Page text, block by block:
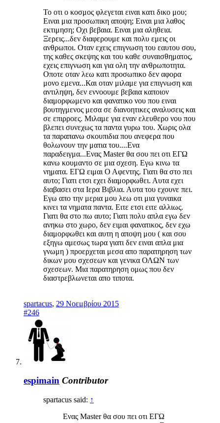
Το οτι ο κοσμος φλεγεται ειναι κατι δικο μου;
Ειναι μια προσωπικη αποψη; Ειναι μια λαθος
εκτιμηση; Οχι βεβαια. Ειναι μια αληθεια.
Ξερεις...δεν διαφερουμε και πολυ εμεις οι
ανθρωποι. Οταν εχεις επιγνωση του εαυτου σου,
της καθες σκεψης και του καθε συναισθηματος,
εχεις επιγνωση και για ολη την ανθρωποτητα.
Οποτε οταν λεω κατι προσωπικο δεν αφορα
μονο εμενα...Και οταν μιλαμε για επιγνωση και
αντιληψη, δεν εννοουμε βεβαια καποιον
διαμορφωμενο και φανατικο νου που ειναι
βουτηγμενος μεσα σε διανοητικες αναλυσεις και
σε επιρροες. Μιλαμε για εναν ελευθερο νου που
βλεπει συνεχως τα παντα γυρω του. Χωρις ολα
τα παραπανω σκουπιδια που ανεφερα που
θολωνουν την ματια του....Ενα
παραδειγμα...Ενας Μaster θα σου πει οτι ΕΓΩ
κανω κουμαντο σε μια σχεση. Εγω κινω τα
νηματα. ΕΓΩ ειμαι Ο Αφεντης. Γιατι θα στο πει
αυτο; Γιατι ετσι εχει διαμορφωθει. Αυτα εχει
διαβασει στα Ιερα Βιβλια. Αυτα του εχουνε πει.
Εγω απο την μερια μου λεω οτι μια γυναικα
κινει τα νηματα παντα. Ειτε ετσι ειτε αλλιως.
Γιατι θα στο πω αυτο; Γιατι πολυ απλα εγω δεν
ανηκω στο χωρο, δεν ειμαι φανατικος, δεν εχω
διαμορφωθει και αυτη η αποψη μου ( και σου
εξηγω αμεσως τωρα γιατι δεν ειναι απλα μια
γνωμη ) προερχεται μεσα απο παρατηρηση των
δικων μου σχεσεων και γενικα ΟΛΩΝ των
σχεσεων. Μια παρατηρηση ομως που δεν
διαστρεβλωνεται απο τιποτα.
spartacus, 29 Νοεμβρίου 2015
#246
espimain Contributor
spartacus said: ↑
Ενας Μaster θα σου πει οτι ΕΓΩ